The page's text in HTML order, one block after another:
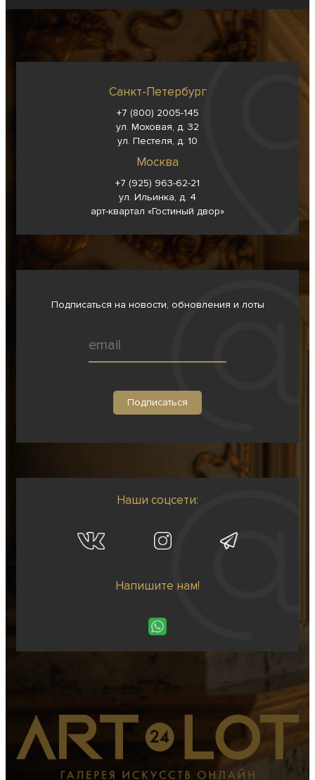
Санкт-Петербург
+7 (800) 2005-145
ул. Моховая, д. 32
ул. Пестеля, д. 10
Москва
+7 (925) 963-62-21
ул. Ильинка, д. 4
арт-квартал «Гостиный двор»
Подписаться на новости, обновления и лоты
Наши соцсети:
Напишите нам!